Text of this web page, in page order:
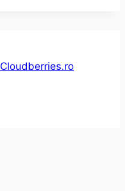
Cloudberries.ro